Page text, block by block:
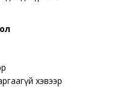
хэвээр